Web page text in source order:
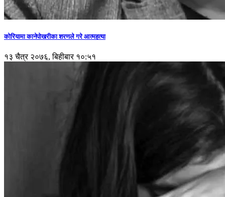
कोरियामा कानेपोखरीका शरणले गरे आत्महत्या
१३ चैत्र २०७६, बिहीबार १०:५१